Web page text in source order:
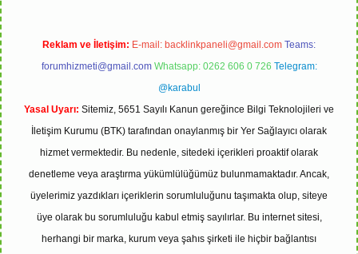
Reklam ve İletişim: E-mail: backlinkpaneli@gmail.com Teams:
forumhizmeti@gmail.com Whatsapp: 0262 606 0 726 Telegram:
@karabul
Yasal Uyarı: Sitemiz, 5651 Sayılı Kanun gereğince Bilgi Teknolojileri ve
İletişim Kurumu (BTK) tarafından onaylanmış bir Yer Sağlayıcı olarak
hizmet vermektedir. Bu nedenle, sitedeki içerikleri proaktif olarak
denetleme veya araştırma yükümlülüğümüz bulunmamaktadır. Ancak,
üyelerimiz yazdıkları içeriklerin sorumluluğunu taşımakta olup, siteye
üye olarak bu sorumluluğu kabul etmiş sayılırlar. Bu internet sitesi,
herhangi bir marka, kurum veya şahıs şirketi ile hiçbir bağlantısı